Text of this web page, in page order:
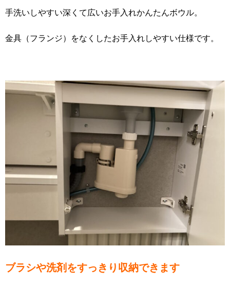
手洗いしやすい深くて広いお手入れかんたんボウル。
金具（フランジ）をなくしたお手入れしやすい仕様です。
ブラシや洗剤をすっきり収納できます